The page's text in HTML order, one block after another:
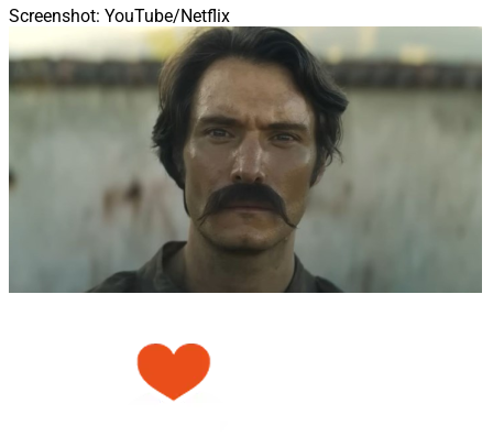
Screenshot: YouTube/Netflix